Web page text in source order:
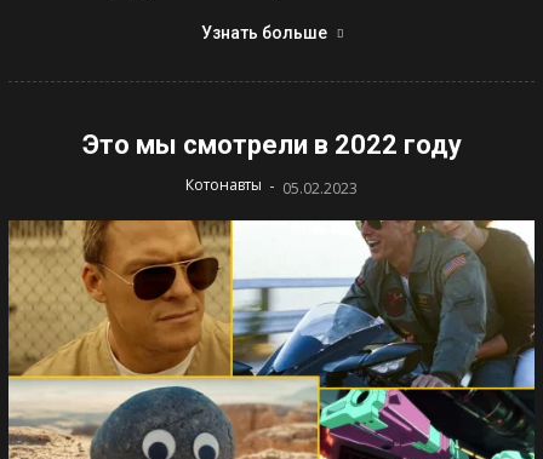
Узнать больше
Это мы смотрели в 2022 году
Котонавты - 05.02.2023